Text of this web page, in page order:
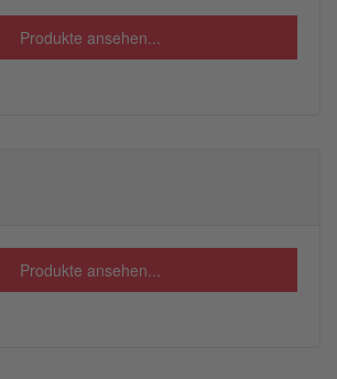
Produkte ansehen...
Produkte ansehen...